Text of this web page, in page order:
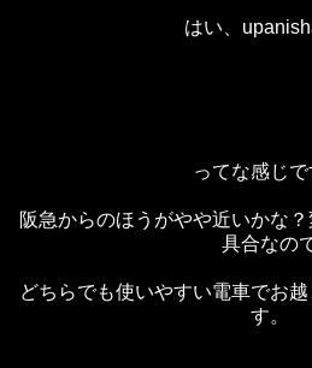
はい、
ってな感じで
阪急からのほうがやや近いかな
具合なの
どちらでも使いやすい電車でお
す。